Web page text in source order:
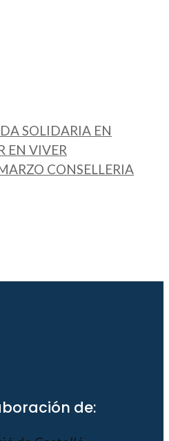
SOLIDARIA EN
EN VIVER
CONSELLERIA
de: